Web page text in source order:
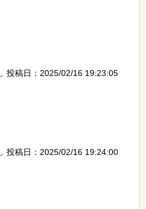
投稿日：2025/02/16 19:23:05
投稿日：2025/02/16 19:24:00